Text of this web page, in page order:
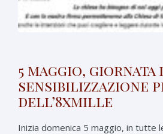
5 maggio, giornata
sensibilizzazione
dell’8xmille
Inizia domenica 5 maggio, in tutte